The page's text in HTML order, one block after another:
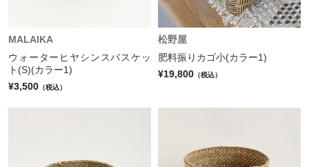
MALAIKA
ウォーターヒヤシンスバスケッ
ト(S)(カラー1)
¥3,500 （税込）
松野屋
肥料振りカゴ小(カラー1)
¥19,800 （税込）